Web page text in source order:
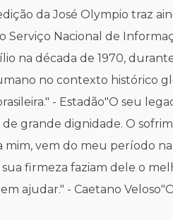
da José Olympio traz
Nacional de
na década de 1970,
no contexto histórico
- Estadão"O seu
grande dignidade. O
vem do meu período
firmeza faziam dele o
ajudar." - Caetano